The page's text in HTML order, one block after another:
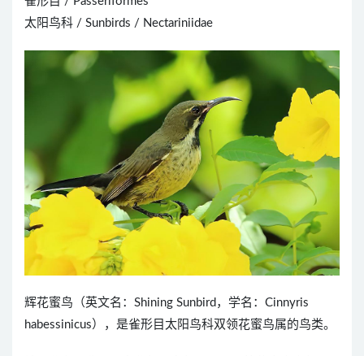
太阳鸟科 / Sunbirds / Nectariniidae
辉花蜜鸟（英文名：Shining Sunbird，学名：Cinnyris
habessinicus），是雀形目太阳鸟科双领花蜜鸟属的鸟类。